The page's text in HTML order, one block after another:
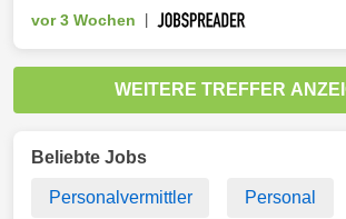
vor 3 Wochen
WEITERE TREFFER
Beliebte Jobs
Personalvermittler Personal